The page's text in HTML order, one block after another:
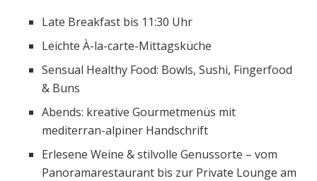
Late Breakfast bis 11:30 Uhr
Leichte À-la-carte-Mittagsküche
Sensual Healthy Food: Bowls, Sushi, Fingerfood
& Buns
Abends: kreative Gourmetmenüs mit
mediterran-alpiner Handschrift
Erlesene Weine & stilvolle Genussorte – vom
Panoramarestaurant bis zur Private Lounge am